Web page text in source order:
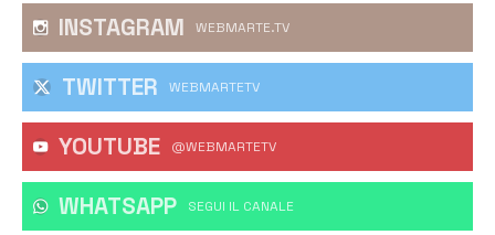
INSTAGRAM WEBMARTE.TV
TWITTER WEBMARTETV
YOUTUBE @WEBMARTETV
WHATSAPP ‎SEGUI IL CANALE